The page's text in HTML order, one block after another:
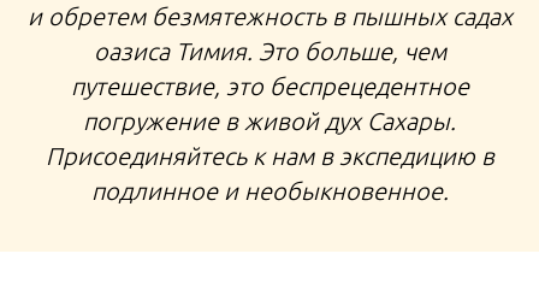
и обретем безмятежность в пышных садах
оазиса Тимия. Это больше, чем
путешествие, это беспрецедентное
погружение в живой дух Сахары.
Присоединяйтесь к нам в экспедицию в
подлинное и необыкновенное.